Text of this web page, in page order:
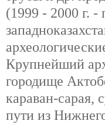
(1999 - 2000 г. -
Крупнейший
городище
караван-сарая,
пути из